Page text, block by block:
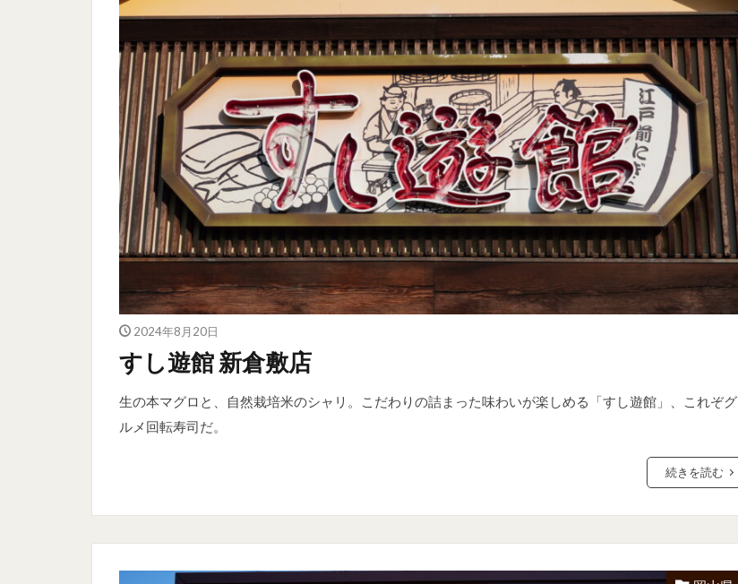
2024年8月20日
すし遊館 新倉敷店
生の本マグロと、自然栽培米のシャリ。こだわりの詰まった味わいが楽しめる「すし遊館」、これぞグ
ルメ回転寿司だ。
続きを読む